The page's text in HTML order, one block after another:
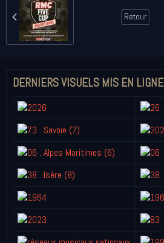
Retour
DERNIERS VISUELS MIS EN LIGNE